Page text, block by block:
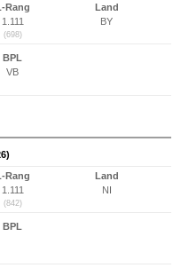
Rang
1.111
(698)
Land
BY
BPL
VB
Rang
1.111
(842)
Land
NI
BPL